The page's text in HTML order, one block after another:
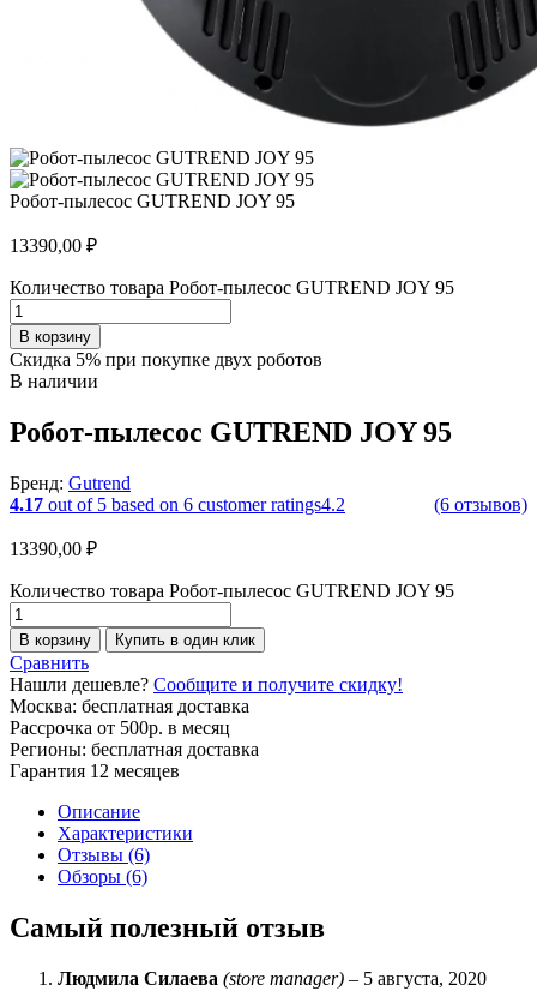
Робот-пылесос GUTREND JOY 95
13390,00 ₽
Количество товара Робот-пылесос GUTREND JOY 95
В корзину
Скидка 5% при покупке двух роботов
В наличии
Робот-пылесос GUTREND JOY 95
Бренд: Gutrend
4.17 out of 5 based on 6 customer ratings4.2 (6 отзывов)
13390,00 ₽
Количество товара Робот-пылесос GUTREND JOY 95
В корзину Купить в один клик
Сравнить
Нашли дешевле? Сообщите и получите скидку!
Москва: бесплатная доставка
Рассрочка от 500р. в месяц
Регионы: бесплатная доставка
Гарантия 12 месяцев
Описание
Характеристики
Отзывы (6)
Обзоры (6)
Самый полезный отзыв
Людмила Силаева (store manager) – 5 августа, 2020